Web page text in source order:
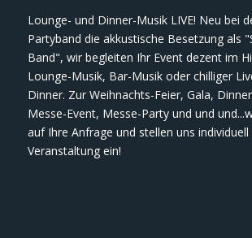
Lounge- und Dinner-Musik LIVE! Neu bei
Partyband die akkustische Besetzung als
Band", wir begleiten Ihr Event dezent im
Lounge-Musik, Bar-Musik oder chilliger
Dinner. Zur Weihnachts-Feier, Gala,
Messe-Event, Messe-Party und und
auf Ihre Anfrage und stellen uns
Veranstaltung ein!